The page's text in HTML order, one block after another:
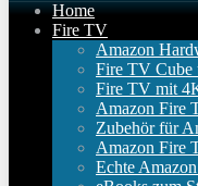
Home
Fire TV
Amazon
Fire TV Cube
Fire TV mit
Amazon Fire
Zubehör für
Amazon Fire
Echte